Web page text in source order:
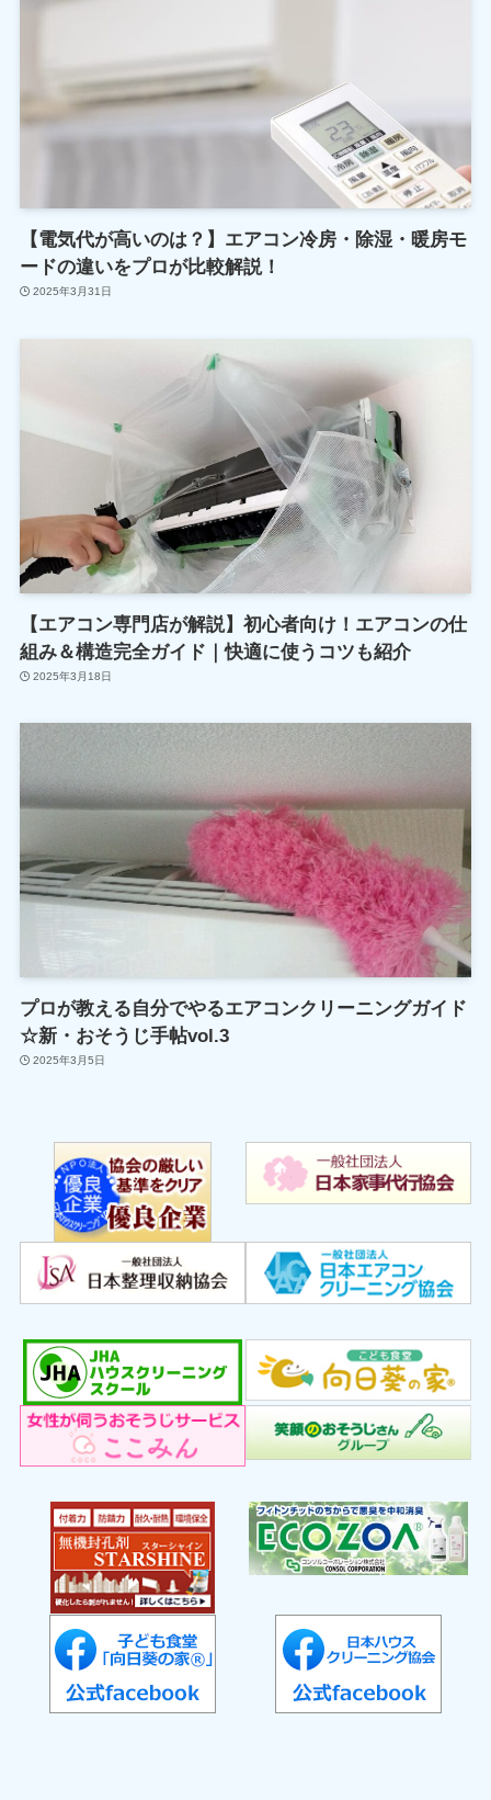
【電気代が高いのは？】エアコン冷房・除湿・暖房モ
ードの違いをプロが比較解説！
2025年3月31日
【エアコン専門店が解説】初心者向け！エアコンの仕
組み＆構造完全ガイド｜快適に使うコツも紹介
2025年3月18日
プロが教える自分でやるエアコンクリーニングガイド
☆新・おそうじ手帖vol.3
2025年3月5日